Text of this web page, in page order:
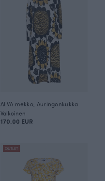
ALVA mekko, Auringonkukka
Valkoinen
170.00 EUR
OUTLET